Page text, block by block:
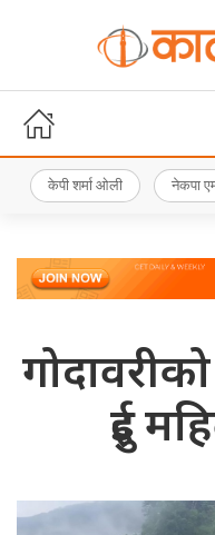
केपी शर्मा ओली नेकपा
दुई